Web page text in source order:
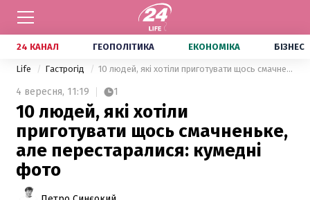
24 КАНАЛ ГЕОПОЛІТИКА ЕКОНОМІКА БІЗНЕС
Life Гастрогід 10 людей, які хотіли приготувати щось смачненьке, але перестаралися: кумедні фото
4 вересня, 11:19 1
10 людей, які хотіли
приготувати щось смачненьке,
але перестаралися: кумедні
фото